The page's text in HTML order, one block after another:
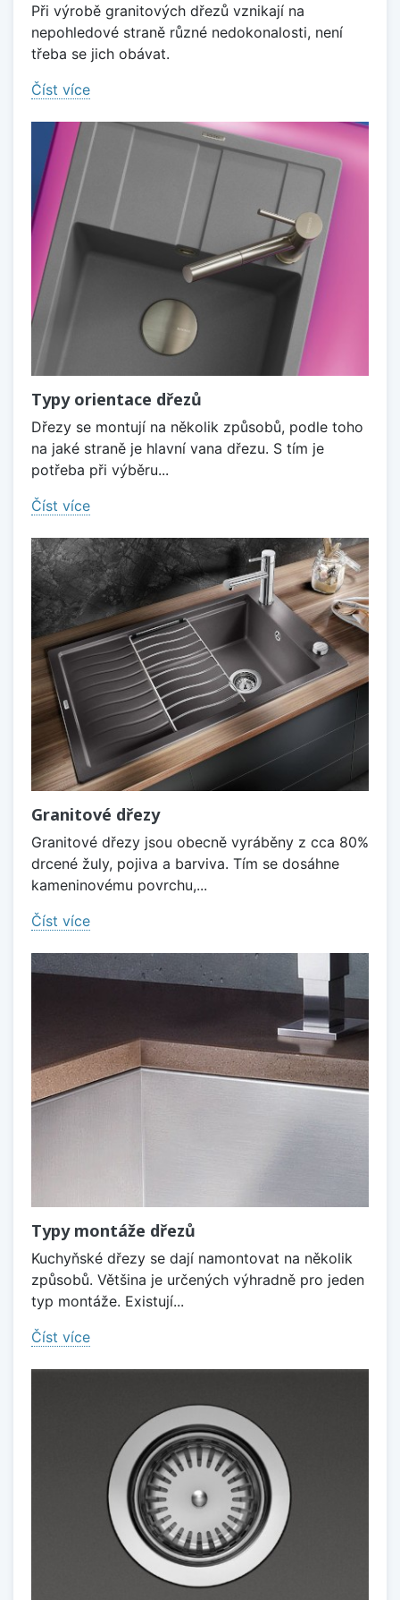
Při výrobě granitových dřezů vznikají na
nepohledové straně různé nedokonalosti, není
třeba se jich obávat.
Číst více
Typy orientace dřezů
Dřezy se montují na několik způsobů, podle toho
na jaké straně je hlavní vana dřezu. S tím je
potřeba při výběru...
Číst více
Granitové dřezy
Granitové dřezy jsou obecně vyráběny z cca 80%
drcené žuly, pojiva a barviva. Tím se dosáhne
kameninovému povrchu,...
Číst více
Typy montáže dřezů
Kuchyňské dřezy se dají namontovat na několik
způsobů. Většina je určených výhradně pro jeden
typ montáže. Existují...
Číst více